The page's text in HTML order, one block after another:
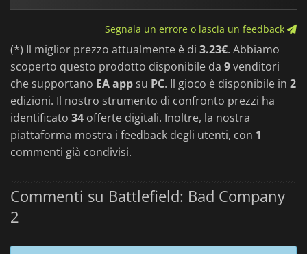
Segnala un errore o lascia un feedback
(*) Il miglior prezzo attualmente è di 3.23€. Abbiamo
scoperto questo prodotto disponibile da 9venditori
che supportano EA app su PC. Il gioco è disponibile in 2
edizioni. Il nostro strumento di confronto prezzi ha
identificato 34 offerte digitali. Inoltre, la nostra
piattaforma mostra i feedback degli utenti, con 1
commenti già condivisi.
Commenti su Battlefield: Bad Company
2